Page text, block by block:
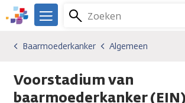
Overslaan
en
gaan
We
er
je.
Kanker.nl
Zoeken
Menu
Kankersoorten
Baarmoederkanker
Algemeen
Baarmoederkanker Algemeen
Voorstadium van
baarmoederkanker (EIN)